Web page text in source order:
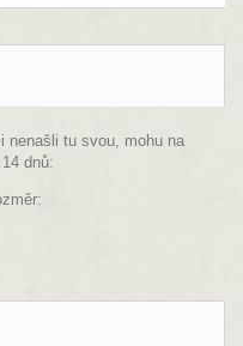
nenašli tu svou, mohu na
dnů: